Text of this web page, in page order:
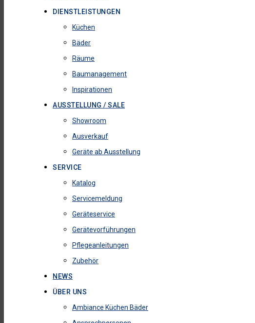
DIENSTLEISTUNGEN
Küchen
Bäder
Räume
Baumanagement
Inspirationen
AUSSTELLUNG / SALE
Showroom
Ausverkauf
Geräte ab Ausstellung
SERVICE
Katalog
Servicemeldung
Geräteservice
Gerätevorführungen
Pflegeanleitungen
Zubehör
NEWS
ÜBER UNS
Ambiance Küchen Bäder